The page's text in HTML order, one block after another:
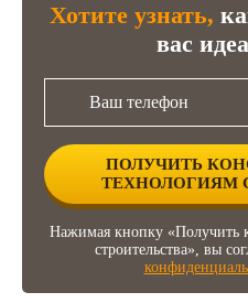
Хотите узнать,
вас
Нажимая кнопку «Получить
строительства», вы